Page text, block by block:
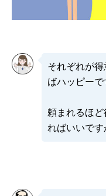
それぞれが
ばハッピーで
頼まれるほ
ればいいです